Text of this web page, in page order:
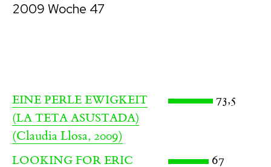
2009 Woche 47
EINE PERLE EWIGKEIT
(LA TETA ASUSTADA)
(Claudia Llosa, 2009)
73,5
LOOKING FOR ERIC 67